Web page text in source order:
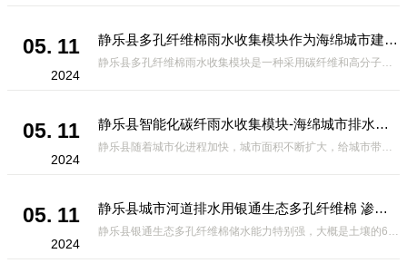
05. 11
2024
静乐县多孔纤维棉雨水收集模块作为海绵城市建设中的一种创新材料
静乐县多孔纤维棉雨水收集模块是一种采用碳纤维和高分子材料复合而成的新型材料。它拥有高度多孔的结构，能够有效吸收和储存雨水，同时利用其独特的导流设计，将雨水迅速排出，有效防止城市内涝的发生。此外，该材料还具有
05. 11
2024
静乐县智能化碳纤雨水收集模块-海绵城市排水蓄水系统的优选项
静乐县随着城市化进程加快，城市面积不断扩大，给城市带来的问题也随之增加。其中之一就是水资源的短缺。雨水收集是一种解决城市水资源短缺的有效途径。在雨水收集技术中，智能化碳纤雨水收集模块的出现，为解决城市水资源
05. 11
2024
静乐县城市河道排水用银通生态多孔纤维棉 渗透性好重量轻
静乐县银通生态多孔纤维棉储水能力特别强，大概是土壤的6倍，所以在下暴雨或者是严重的雨雪天气时，能将降水量很好的吸收掉，到了天气晴朗之后又会将这些水分蒸发到空气中。这种材料在绿化环保上能起到很大的作用，能够大